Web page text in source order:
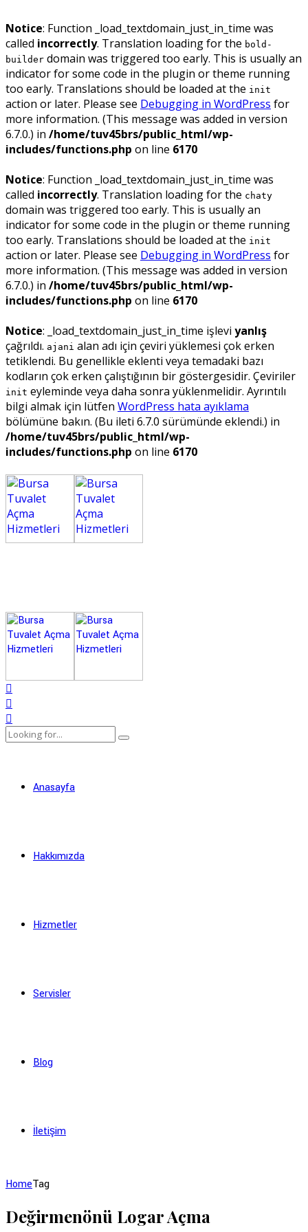
Notice: Function _load_textdomain_just_in_time was
called incorrectly. Translation loading for the bold-
builder domain was triggered too early. This is usually an
indicator for some code in the plugin or theme running
too early. Translations should be loaded at the init
action or later. Please see Debugging in WordPress for
more information. (This message was added in version
6.7.0.) in /home/tuv45brs/public_html/wp-
includes/functions.php on line 6170
Notice: Function _load_textdomain_just_in_time was
called incorrectly. Translation loading for the chaty
domain was triggered too early. This is usually an
indicator for some code in the plugin or theme running
too early. Translations should be loaded at the init
action or later. Please see Debugging in WordPress for
more information. (This message was added in version
6.7.0.) in /home/tuv45brs/public_html/wp-
includes/functions.php on line 6170
Notice: _load_textdomain_just_in_time işlevi yanlış
çağrıldı. ajani alan adı için çeviri yüklemesi çok erken
tetiklendi. Bu genellikle eklenti veya temadaki bazı
kodların çok erken çalıştığının bir göstergesidir. Çeviriler
init eyleminde veya daha sonra yüklenmelidir. Ayrıntılı
bilgi almak için lütfen WordPress hata ayıklama
bölümüne bakın. (Bu ileti 6.7.0 sürümünde eklendi.) in
/home/tuv45brs/public_html/wp-
includes/functions.php on line 6170
Anasayfa
Hakkımızda
Hizmetler
Servisler
Blog
İletişim
HomeTag
Değirmenönü Logar Açma